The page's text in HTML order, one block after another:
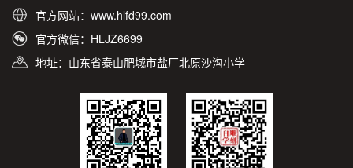
官方网站：www.hlfd99.com
官方微信：HLJZ6699
地址：山东省泰山肥城市盐厂北原沙沟小学